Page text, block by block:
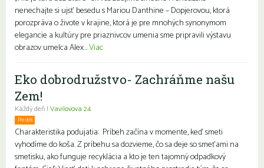
nenechajte si ujsť besedu s Mariou Danthine – Dopjerovou, ktorá
porozpráva o živote v krajine, ktorá je pre mnohých synonymom
elegancie a kultúry pre priaznivcov umenia sme pripravili výstavu
obrazov umelca Alex...Viac
Eko dobrodružstvo- Zachráňme našu
Zem!
Každý deň | Vavilovova 24
Pre deti
Charakteristika podujatia: Príbeh začína v momente, keď smeti
vyhodíme do koša. Z príbehu sa dozvieme, čo sa deje so smeťami na
smetisku, ako funguje recyklácia a kto je ten tajomný odpadkový